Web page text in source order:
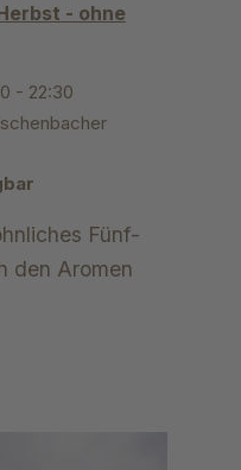
- ohne
- 22:30
Fünf-
den Aromen